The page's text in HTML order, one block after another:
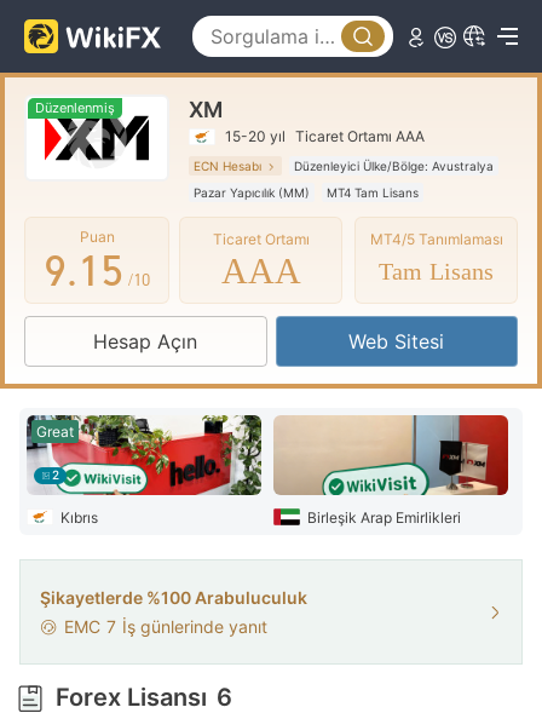
Düzenlenmiş XM
15-20 yıl Ticaret Ortamı AAA
ECN Hesabı
Düzenleyici Ülke/Bölge: Avustralya
Pazar Yapıcılık (MM)
MT4 Tam Lisans
Küresel İşletme
Puan
4
5
6
7
8
9.
0
1
2
3
4
5
6
7
8
9
0
1
2
3
4
5
6
7
8
9
/10
Ticaret Ortamı
AAA
MT4/5 Tanımlaması
Tam Lisans
Hesap Açın Web Sitesi
2
Great
Kıbrıs Birleşik Arap Emirlikleri
Şikayetlerde %100 Arabuluculuk
EMC 7 İş günlerinde yanıt
Forex Lisansı 6